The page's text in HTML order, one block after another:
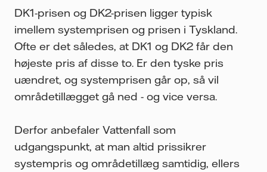
DK1-prisen og DK2-prisen ligger typisk
imellem systemprisen og prisen i Tyskland.
Ofte er det således, at DK1 og DK2 får den
højeste pris af disse to. Er den tyske pris
uændret, og systemprisen går op, så vil
områdetillægget gå ned - og vice versa.
Derfor anbefaler Vattenfall som
udgangspunkt, at man altid prissikrer
systempris og områdetillæg samtidig, ellers